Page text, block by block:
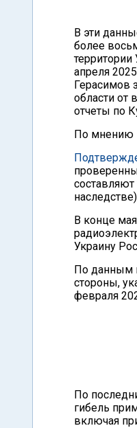
В эти
более
апреля
Герасимов
области от
отчеты по
По мнению
В конце
Украину
По данным
стороны,
февраля
По
гибель
включая